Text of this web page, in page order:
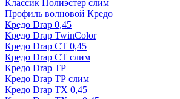
Классик Полиэстер слим
Профиль волновой Кредо
Кредо Drap 0,45
Кредо Drap TwinColor
Кредо Drap СТ 0,45
Кредо Drap СТ слим
Кредо Drap ТР
Кредо Drap ТР слим
Кредо Drap ТХ 0,45